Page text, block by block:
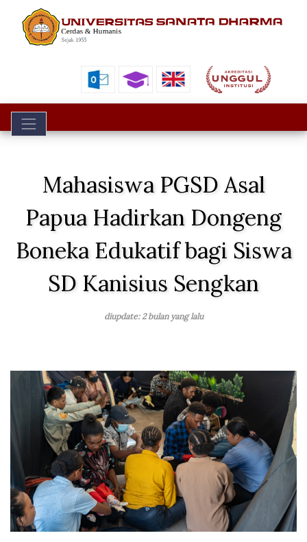
Toggle navigation
Mahasiswa PGSD Asal
Papua Hadirkan Dongeng
Boneka Edukatif bagi Siswa
SD Kanisius Sengkan
diupdate: 2 bulan yang lalu